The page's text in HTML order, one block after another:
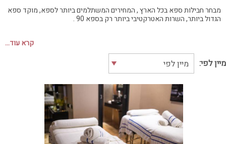
מבחר חבילות ספא בכל הארץ , המחירים המשתלמים ביותר לספא, מוקד ספא
הגדול ביותר, השרות האטרקטיבי ביותר רק בספא 90 .
קרא עוד...
מיין לפי: